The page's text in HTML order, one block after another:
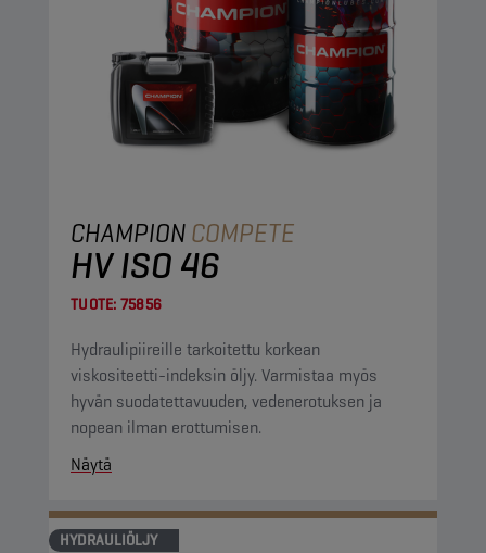
CHAMPIONCOMPETE
HV ISO 46
TUOTE: 75856
Hydraulipiireille tarkoitettu korkean
viskositeetti-indeksin öljy. Varmistaa myös
hyvän suodatettavuuden, vedenerotuksen ja
nopean ilman erottumisen.
Näytä
HYDRAULIÖLJY